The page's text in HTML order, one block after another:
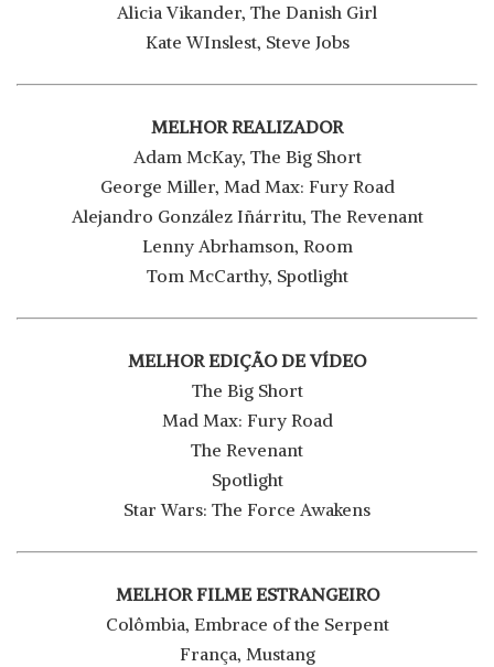
Alicia Vikander, The Danish Girl
Kate WInslest, Steve Jobs
MELHOR REALIZADOR
Adam McKay, The Big Short
George Miller, Mad Max: Fury Road
Alejandro González Iñárritu, The Revenant
Lenny Abrhamson, Room
Tom McCarthy, Spotlight
MELHOR EDIÇÃO DE VÍDEO
The Big Short
Mad Max: Fury Road
The Revenant
Spotlight
Star Wars: The Force Awakens
MELHOR FILME ESTRANGEIRO
Colômbia, Embrace of the Serpent
França, Mustang